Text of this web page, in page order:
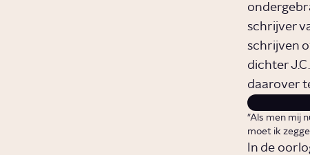
schrijver
schrijven
dichter
daarover
"Als men mij
moet ik
In de